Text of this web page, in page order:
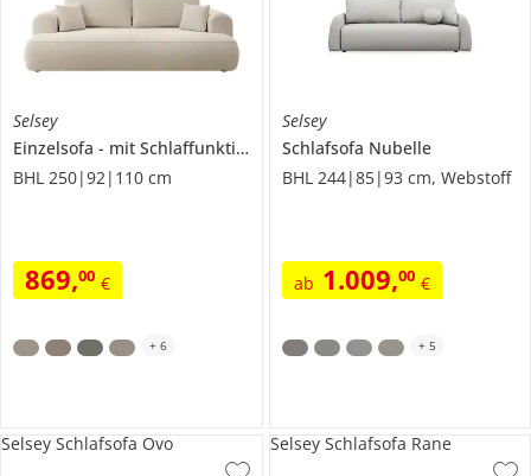
Selsey
Einzelsofa
mit Schlaffunktion
Ovo
BHL 250|92|110 cm
869,00 €
+ 6
Selsey
Schlafsofa Nubelle
BHL 244|85|93 cm, Webstoff
ab 1.009,00 €
+ 5
Selsey Schlafsofa Ovo Selsey Schlafsofa Rane